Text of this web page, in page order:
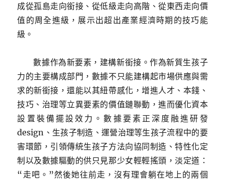
成從孤島走向銜接、從低級走向高階、從東西走向價
值的周全進級，展示出超出產業經濟時期的技巧能
級。
數據作為新要素，建構新銜接。作為新質生孩子
力的主要構成部門，數據不只能建構起市場供應與需
求的新銜接，還能以其紐帶感化，增進人才、本錢、
技巧、治理等立異要素的價值鏈聯動，進而優化資本
設置裝備擺設效力。數據要素正深度融進研發
design、生孩子制造、運營治理等生孩子流程中的要
害環節，引領傳統生孩子方法向協同制造、特性化定
制以及數據驅動的供只見那少女輕輕搖頭，淡定道：
“走吧。”然後她往前走，沒有理會躺在地上的兩個